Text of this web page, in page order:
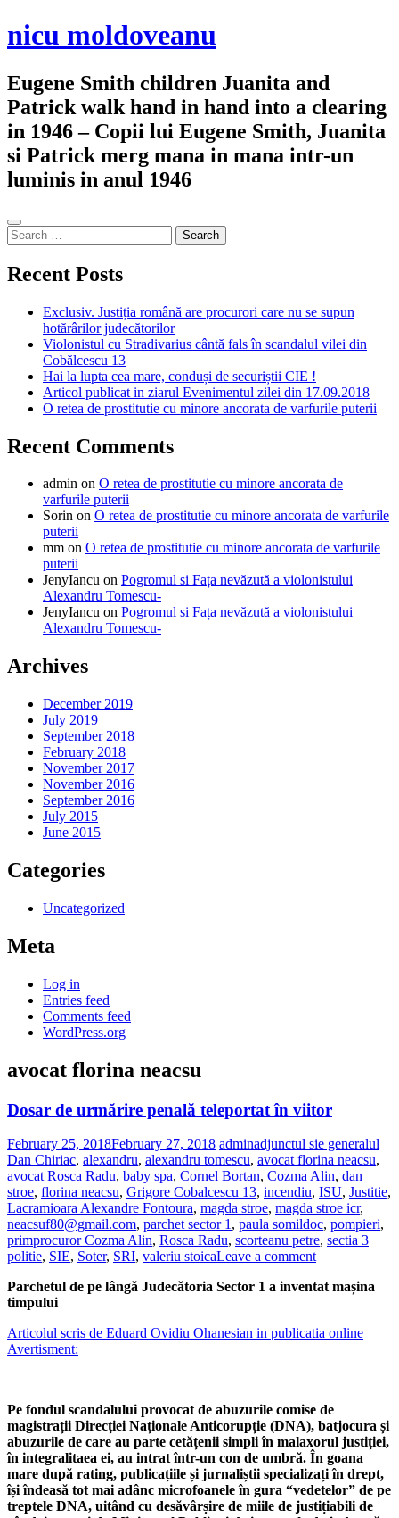
Skip
to
nicu moldoveanu
Eugene Smith children Juanita and
Patrick walk hand in hand into a clearing
in 1946 – Copii lui Eugene Smith, Juanita
si Patrick merg mana in mana intr-un
luminis in anul 1946
Sidebar
Search
for:
Recent Posts
Exclusiv. Justiția română are procurori care nu se supun
hotărârilor judecătorilor
Violonistul cu Stradivarius cântă fals în scandalul vilei din
Cobălcescu 13
Hai la lupta cea mare, conduși de securiștii CIE !
Articol publicat in ziarul Evenimentul zilei din 17.09.2018
O retea de prostitutie cu minore ancorata de varfurile puterii
Recent Comments
admin on O retea de prostitutie cu minore ancorata de
varfurile puterii
Sorin on O retea de prostitutie cu minore ancorata de varfurile
puterii
mm on O retea de prostitutie cu minore ancorata de varfurile
puterii
JenyIancu on Pogromul si Fața nevăzută a violonistului
Alexandru Tomescu-
JenyIancu on Pogromul si Fața nevăzută a violonistului
Alexandru Tomescu-
Archives
December 2019
July 2019
September 2018
February 2018
November 2017
November 2016
September 2016
July 2015
June 2015
Categories
Uncategorized
Meta
Log in
Entries feed
Comments feed
WordPress.org
avocat florina neacsu
Dosar de urmărire penală teleportat în viitor
February 25, 2018February 27, 2018 adminadjunctul sie generalul
Dan Chiriac, alexandru, alexandru tomescu, avocat florina neacsu,
avocat Rosca Radu, baby spa, Cornel Bortan, Cozma Alin, dan
stroe, florina neacsu, Grigore Cobalcescu 13, incendiu, ISU, Justitie,
Lacramioara Alexandre Fontoura, magda stroe, magda stroe icr,
neacsuf80@gmail.com, parchet sector 1 , paula somildoc, pompieri,
primprocuror Cozma Alin, Rosca Radu, scorteanu petre, sectia 3
politie, SIE, Soter, SRI, valeriu stoicaLeave a comment
Parchetul de pe lângă Judecătoria Sector 1 a inventat mașina
timpului
Articolul scris de Eduard Ovidiu Ohanesian in publicatia online
Avertisment:
Pe fondul scandalului provocat de abuzurile comise de
magistrații Direcției Naționale Anticorupție (DNA), batjocura și
abuzurile de care au parte cetățenii simpli în malaxorul justiției,
în integralitaea ei, au intrat într-un con de umbră. În goana
mare după rating, publicațiile și jurnaliștii specializați în drept,
își îndeasă tot mai adânc microfoanele în gura “vedetelor” de pe
treptele DNA, uitând cu desăvârșire de miile de justițiabili de